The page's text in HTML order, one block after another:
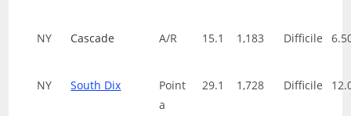
NY Cascade A/R 15.1 1,183 Difficile
NY South Dix
Point
a
29.1 1,728 Difficile